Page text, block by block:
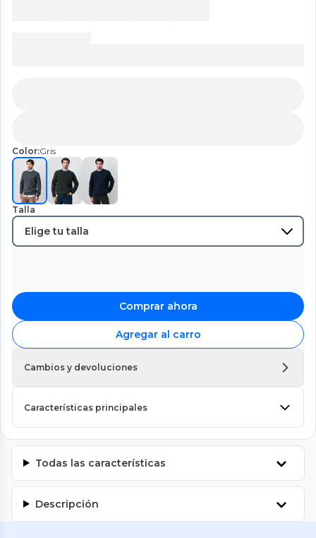
Color:Gris
Talla
Comprar ahora
Agregar al carro
Cambios y devoluciones
Características principales
Todas las características
Descripción